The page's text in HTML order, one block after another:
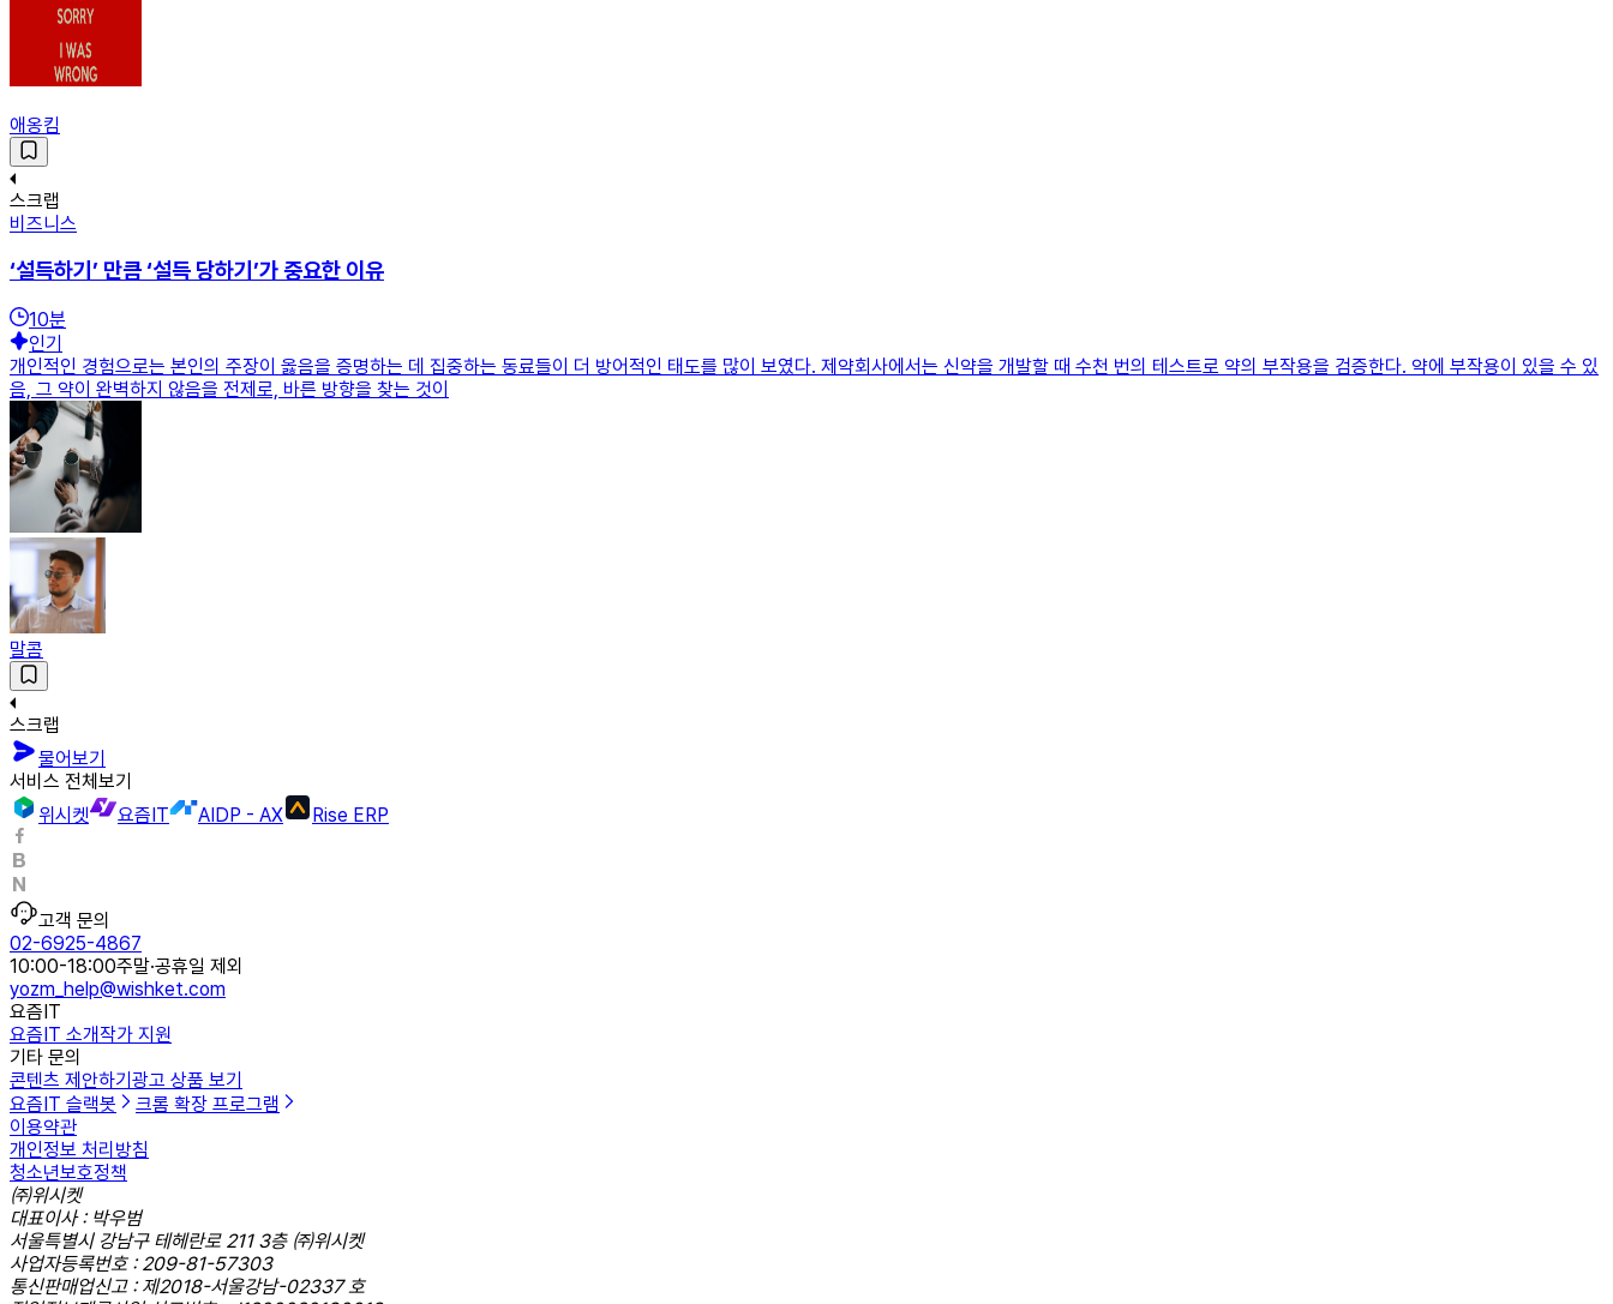
애옹킴
스크랩
비즈니스
‘설득하기’ 만큼 ‘설득 당하기’가 중요한 이유
10분
인기
개인적인 경험으로는 본인의 주장이 옳음을 증명하는 데 집중하는 동료들이 더 방어적인 태도를 많이 보였다. 제약회사에서는 신약을 개발할 때 수천 번의 테스트로 약의 부작용을 검증한다. 약에 부작용이 있을 수 있
음, 그 약이 완벽하지 않음을 전제로, 바른 방향을 찾는 것이
말콤
스크랩
물어보기
서비스 전체보기
위시켓
요즘IT AIDP - AX Rise ERP
고객 문의
02-6925-4867
10:00-18:00주말·공휴일 제외
yozm_help@wishket.com
요즘IT
요즘IT 소개작가 지원
기타 문의
콘텐츠 제안하기 광고 상품 보기
요즘IT 슬랙봇
크롬 확장 프로그램
이용약관
개인정보 처리방침
청소년보호정책
㈜위시켓
대표이사 : 박우범
서울특별시 강남구 테헤란로 211 3층 ㈜위시켓
사업자등록번호 : 209-81-57303
통신판매업신고 : 제2018-서울강남-02337 호